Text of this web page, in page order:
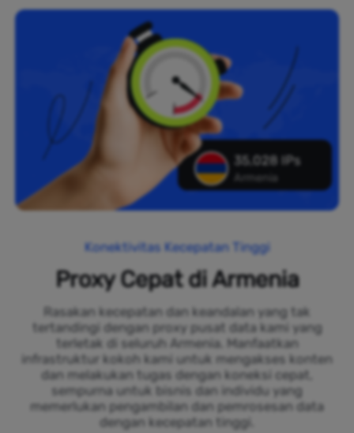
35,028 IPs
Armenia
Konektivitas Kecepatan Tinggi
Proxy Cepat di Armenia
Rasakan kecepatan dan keandalan yang tak
tertandingi dengan proxy pusat data kami yang
terletak di seluruh Armenia. Manfaatkan
infrastruktur kokoh kami untuk mengakses konten
dan melakukan tugas dengan koneksi cepat,
sempurna untuk bisnis dan individu yang
memerlukan pengambilan dan pemrosesan data
dengan kecepatan tinggi.